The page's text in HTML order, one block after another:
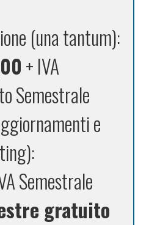
(una tantum):
+ IVA
Semestrale
e
Semestrale
gratuito